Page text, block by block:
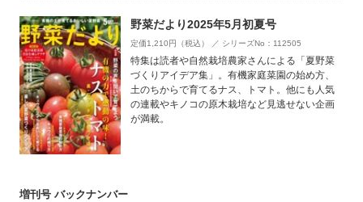
野菜だより2025年5月初夏号
定価1,210円（税込） ／ シリーズNo：112505
特集は読者や自然栽培農家さんによる「夏野菜
づくりアイデア集」。有機家庭菜園の始め方、
土のちからで育てるナス、トマト。他にも人気
の連載やキノコの原木栽培など見逃せない企画
が満載。
増刊号 バックナンバー